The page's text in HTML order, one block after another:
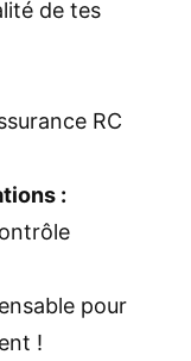
de tes
RC
:
pour
!